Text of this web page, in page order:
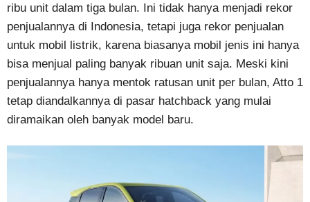
ribu unit dalam tiga bulan. Ini tidak hanya menjadi rekor
penjualannya di Indonesia, tetapi juga rekor penjualan
untuk mobil listrik, karena biasanya mobil jenis ini hanya
bisa menjual paling banyak ribuan unit saja. Meski kini
penjualannya hanya mentok ratusan unit per bulan, Atto 1
tetap diandalkannya di pasar hatchback yang mulai
diramaikan oleh banyak model baru.